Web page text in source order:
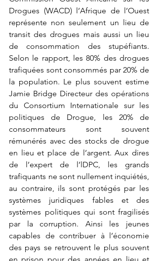
Drogues (WACD) l’Afrique de l’Ouest
représente non seulement un lieu de
transit des drogues mais aussi un lieu
de consommation des stupéfiants.
Selon le rapport, les 80% des drogues
trafiquées sont consommés par 20% de
la population. Le plus souvent estime
Jamie Bridge Directeur des opérations
du Consortium Internationale sur les
politiques de Drogue, les 20% de
consommateurs sont souvent
rémunérés avec des stocks de drogue
en lieu et place de l’argent. Aux dires
de l’expert de l’lDPC, les grands
trafiquants ne sont nullement inquiétés,
au contraire, ils sont protégés par les
systèmes juridiques fables et des
systèmes politiques qui sont fragilisés
par la corruption. Ainsi les jeunes
capables de contribuer à l’économie
des pays se retrouvent le plus souvent
en prison pour des années en lieu et